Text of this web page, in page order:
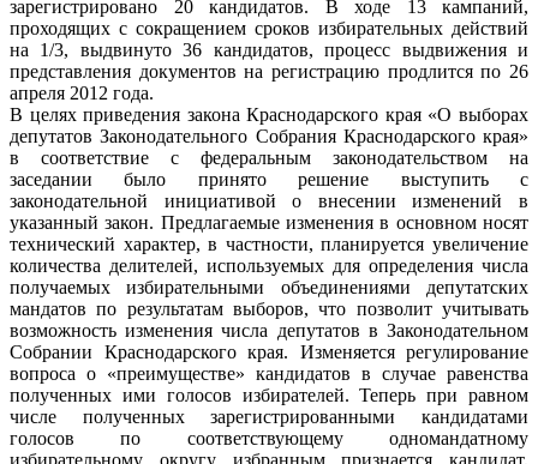
зарегистрировано 20 кандидатов. В ходе 13 кампаний,
проходящих с сокращением сроков избирательных действий
на 1/3, выдвинуто 36 кандидатов, процесс выдвижения и
представления документов на регистрацию продлится по 26
апреля 2012 года.
В целях приведения закона Краснодарского края «О выборах
депутатов Законодательного Собрания Краснодарского края»
в соответствие с федеральным законодательством на
заседании было принято решение выступить с
законодательной инициативой о внесении изменений в
указанный закон. Предлагаемые изменения в основном носят
технический характер, в частности, планируется увеличение
количества делителей, используемых для определения числа
получаемых избирательными объединениями депутатских
мандатов по результатам выборов, что позволит учитывать
возможность изменения числа депутатов в Законодательном
Собрании Краснодарского края. Изменяется регулирование
вопроса о «преимуществе» кандидатов в случае равенства
полученных ими голосов избирателей. Теперь при равном
числе полученных зарегистрированными кандидатами
голосов по соответствующему одномандатному
избирательному округу избранным признается кандидат,